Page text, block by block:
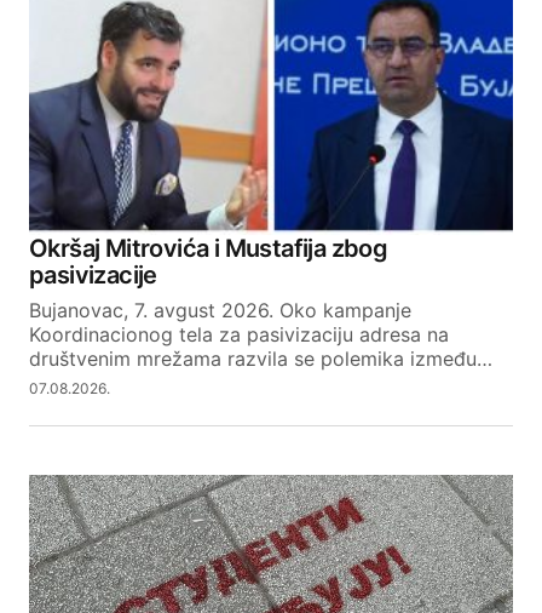
Okršaj Mitrovića i Mustafija zbog
pasivizacije
Bujanovac, 7. avgust 2026. Oko kampanje
Koordinacionog tela za pasivizaciju adresa na
društvenim mrežama razvila se polemika između…
07.08.2026.